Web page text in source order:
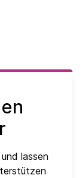
lassen